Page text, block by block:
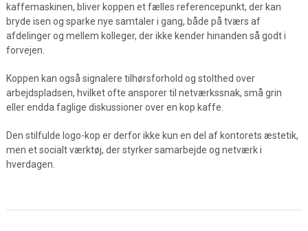
kaffemaskinen, bliver koppen et fælles referencepunkt, der kan
bryde isen og sparke nye samtaler i gang, både på tværs af
afdelinger og mellem kolleger, der ikke kender hinanden så godt i
forvejen.
Koppen kan også signalere tilhørsforhold og stolthed over
arbejdspladsen, hvilket ofte ansporer til netværkssnak, små grin
eller endda faglige diskussioner over en kop kaffe.
Den stilfulde logo-kop er derfor ikke kun en del af kontorets æstetik,
men et socialt værktøj, der styrker samarbejde og netværk i
hverdagen.